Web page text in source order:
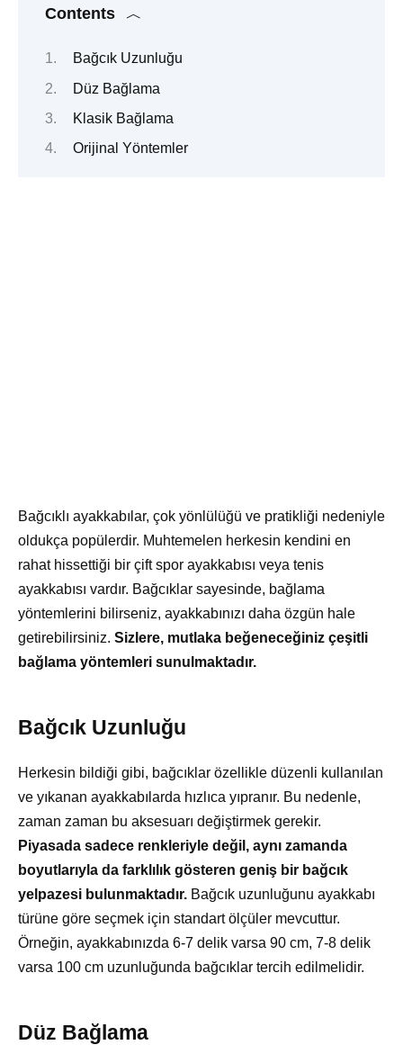
Contents
Bağcık Uzunluğu
Düz Bağlama
Klasik Bağlama
Orijinal Yöntemler
Bağcıklı ayakkabılar, çok yönlülüğü ve pratikliği nedeniyle
oldukça popülerdir. Muhtemelen herkesin kendini en
rahat hissettiği bir çift spor ayakkabısı veya tenis
ayakkabısı vardır. Bağcıklar sayesinde, bağlama
yöntemlerini bilirseniz, ayakkabınızı daha özgün hale
getirebilirsiniz. Sizlere, mutlaka beğeneceğiniz çeşitli
bağlama yöntemleri sunulmaktadır.
Bağcık Uzunluğu
Herkesin bildiği gibi, bağcıklar özellikle düzenli kullanılan
ve yıkanan ayakkabılarda hızlıca yıpranır. Bu nedenle,
zaman zaman bu aksesuarı değiştirmek gerekir.
Piyasada sadece renkleriyle değil, aynı zamanda
boyutlarıyla da farklılık gösteren geniş bir bağcık
yelpazesi bulunmaktadır. Bağcık uzunluğunu ayakkabı
türüne göre seçmek için standart ölçüler mevcuttur.
Örneğin, ayakkabınızda 6-7 delik varsa 90 cm, 7-8 delik
varsa 100 cm uzunluğunda bağcıklar tercih edilmelidir.
Düz Bağlama